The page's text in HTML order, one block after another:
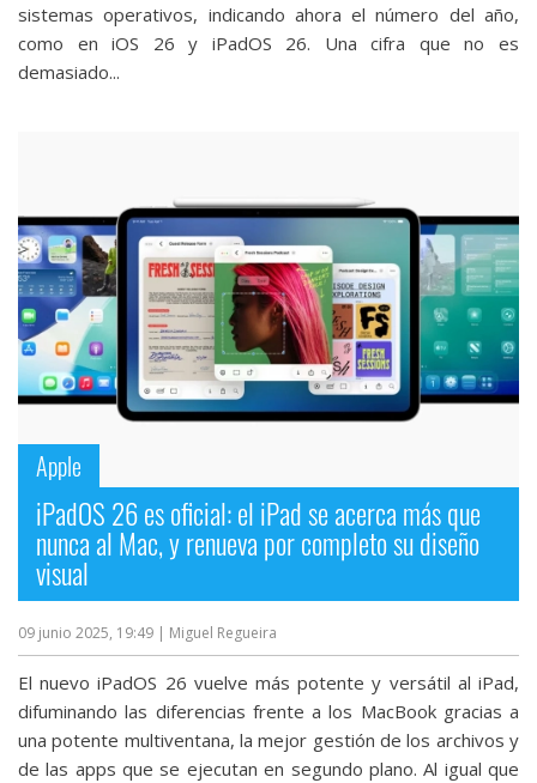
sistemas operativos, indicando ahora el número del año,
como en iOS 26 y iPadOS 26. Una cifra que no es
demasiado...
Apple
iPadOS 26 es oficial: el iPad se acerca más que
nunca al Mac, y renueva por completo su diseño
visual
09 junio 2025, 19:49 | Miguel Regueira
El nuevo iPadOS 26 vuelve más potente y versátil al iPad,
difuminando las diferencias frente a los MacBook gracias a
una potente multiventana, la mejor gestión de los archivos y
de las apps que se ejecutan en segundo plano. Al igual que